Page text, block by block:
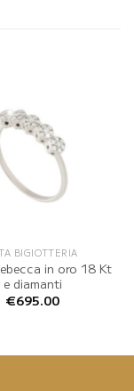
BIGIOTTERIA
in oro 18 Kt
e diamanti
€695.00